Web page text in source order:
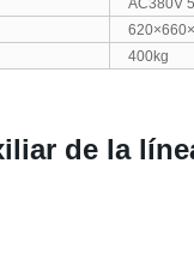
AC380V
400kg
de la